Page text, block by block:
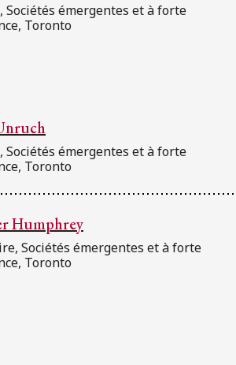
Sociétés émergentes et à forte
Toronto
Sociétés émergentes et à forte
Toronto
Humphrey
Sociétés émergentes et à forte
Toronto